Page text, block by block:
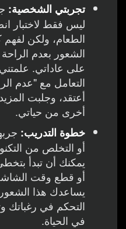
تجربتي الشخصية:
ليس فقط لاختبار
الطعام، ولكن
الشعور بعدم
على عاداتي.
التعامل مع "عدم
أعتقد، وجلبت
أخرى من حياتي.
خطوة التدريب:
أو التخلص من
يمكنك أن تبدأ
أو قطع وقت
يساعدك هذا
التحكم في رغباتك
في الحياة.